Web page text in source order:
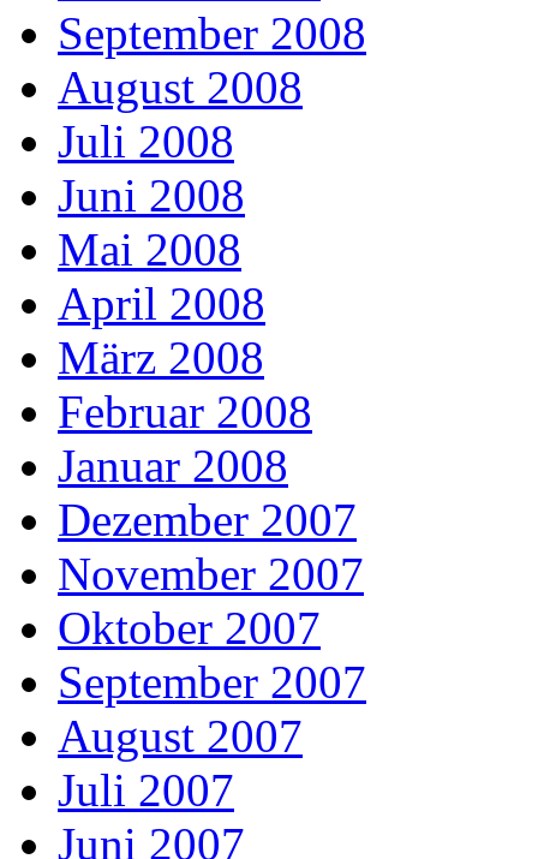
September 2008
August 2008
Juli 2008
Juni 2008
Mai 2008
April 2008
März 2008
Februar 2008
Januar 2008
Dezember 2007
November 2007
Oktober 2007
September 2007
August 2007
Juli 2007
Juni 2007